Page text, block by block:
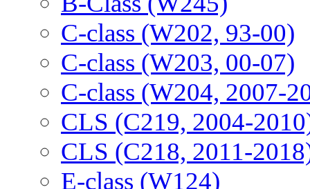
C-class (W202, 93-00)
C-class (W203, 00-07)
C-class (W204, 2007-
CLS (C219, 2004-
CLS (C218, 2011-
E-class (W124)